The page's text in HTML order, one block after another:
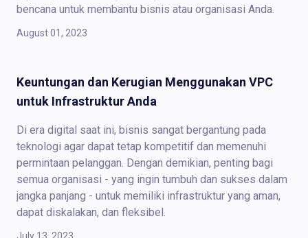
bencana untuk membantu bisnis atau organisasi Anda.
August 01, 2023
Keuntungan dan Kerugian Menggunakan VPC
untuk Infrastruktur Anda
Di era digital saat ini, bisnis sangat bergantung pada
teknologi agar dapat tetap kompetitif dan memenuhi
permintaan pelanggan. Dengan demikian, penting bagi
semua organisasi - yang ingin tumbuh dan sukses dalam
jangka panjang - untuk memiliki infrastruktur yang aman,
dapat diskalakan, dan fleksibel.